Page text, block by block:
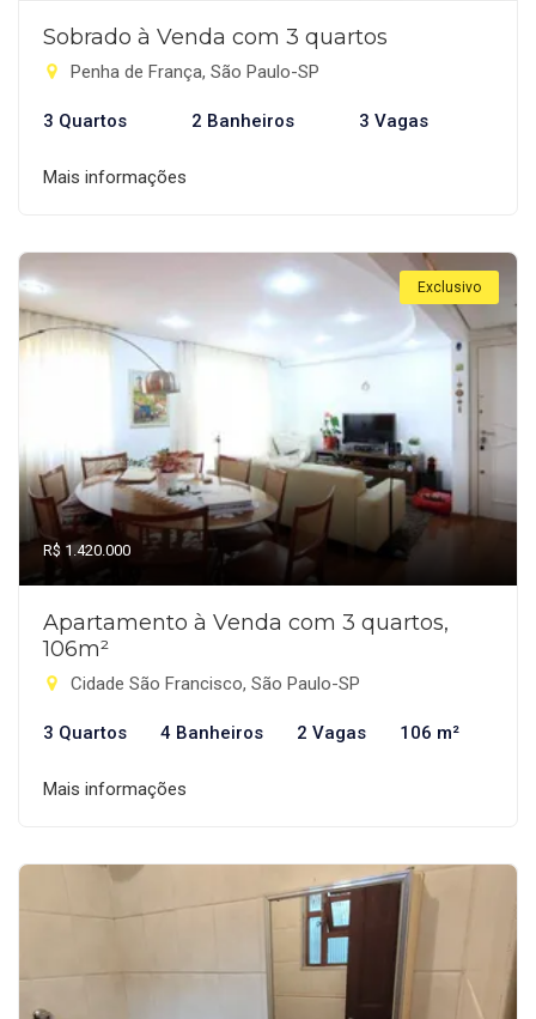
Sobrado à Venda com 3 quartos
Penha de França, São Paulo-SP
3 Quartos 2 Banheiros 3 Vagas
Mais informações
Exclusivo
R$ 1.420.000
Apartamento à Venda com 3 quartos,
106m²
Cidade São Francisco, São Paulo-SP
3 Quartos 4 Banheiros 2 Vagas 106 m²
Mais informações